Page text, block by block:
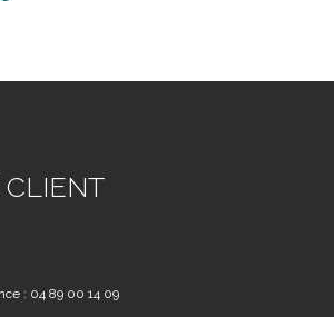
CLIENT
: 04 89 00 14 09